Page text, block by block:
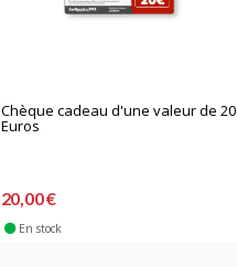
Chèque cadeau d'une valeur de 20
Euros
20,00 €
En stock